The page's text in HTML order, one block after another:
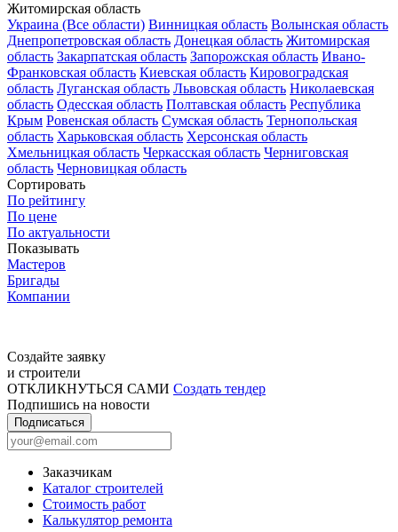
Житомирская область
Украина (Все области) Винницкая область Волынская область
Днепропетровская область Донецкая область Житомирская
область Закарпатская область Запорожская область Ивано-
Франковская область Киевская область Кировоградская
область Луганская область Львовская область Николаевская
область Одесская область Полтавская область Республика
Крым Ровенская область Сумская область Тернопольская
область Харьковская область Херсонская область
Хмельницкая область Черкасская область Черниговская
область Черновицкая область
Сортировать
По рейтингу
По цене
По актуальности
Показывать
Мастеров
Бригады
Компании
Создайте заявку
и строители
ОТКЛИКНУТЬСЯ САМИ Создать тендер
Подпишись на новости
Подписаться
Заказчикам
Каталог строителей
Стоимость работ
Калькулятор ремонта